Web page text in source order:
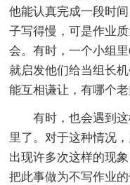
他能认真完成一段时
子写得慢，可是作业
会。有时，一个小组
就启发他们给当组长
能互相谦让，有哪个
有时，也会遇到这
里了。对于这种情况
出现许多次这样的现
把此事做为不写作业